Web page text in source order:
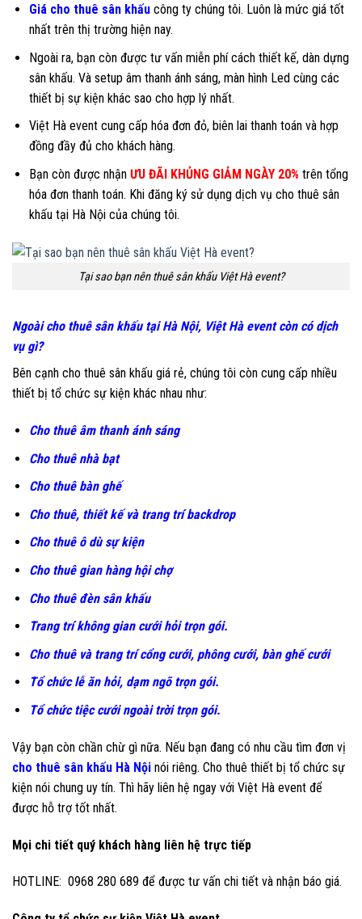
Giá cho thuê sân khấucông ty chúng tôi. Luôn là mức giá tốt
nhất trên thị trường hiện nay.
Ngoài ra, bạn còn được tư vấn miễn phí cách thiết kế, dàn dựng
sân khấu. Và setup âm thanh ánh sáng, màn hình Led cùng các
thiết bị sự kiện khác sao cho hợp lý nhất.
Việt Hà event cung cấp hóa đơn đỏ, biên lai thanh toán và hợp
đồng đầy đủ cho khách hàng.
Bạn còn được nhận ƯU ĐÃI KHỦNG GIẢM NGÀY 20% trên tổng
hóa đơn thanh toán. Khi đăng ký sử dụng dịch vụ cho thuê sân
khấu tại Hà Nội của chúng tôi.
Tại sao bạn nên thuê sân khấu Việt Hà event?
Ngoài cho thuê sân khấu tại Hà Nội, Việt Hà event còn có dịch
vụ gì?
Bên cạnh cho thuê sân khấu giá rẻ, chúng tôi còn cung cấp nhiều
thiết bị tổ chức sự kiện khác nhau như:
Cho thuê âm thanh ánh sáng
Cho thuê nhà bạt
Cho thuê bàn ghế
Cho thuê, thiết kế và trang trí backdrop
Cho thuê ô dù sự kiện
Cho thuê gian hàng hội chợ
Cho thuê đèn sân khấu
Trang trí không gian cưới hỏi trọn gói.
Cho thuê và trang trícổng cưới, phông cưới, bàn ghế cưới
Tổ chứclễ ăn hỏi, dạm ngõ trọn gói.
Tổ chức tiệc cưới ngoài trời trọn gói.
Vậy bạn còn chần chừ gì nữa. Nếu bạn đang có nhu cầu tìm đơn vị
cho thuê sân khấu Hà Nội nói riêng. Cho thuê thiết bị tổ chức sự
kiện nói chung uy tín. Thì hãy liên hệ ngay với Việt Hà event để
được hỗ trợ tốt nhất.
Mọi chi tiết quý khách hàng liên hệ trực tiếp
HOTLINE: 0968 280 689 để được tư vấn chi tiết và nhận báo giá.